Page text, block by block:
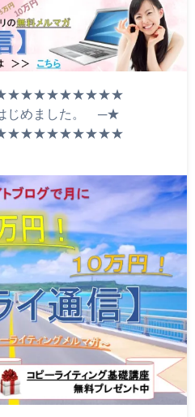
じめました。 ─★